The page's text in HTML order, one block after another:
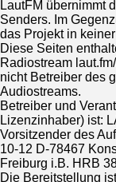
LautFM übernimmt
Senders. Im
das Projekt in
Diese Seiten
Radiostream
nicht Betreiber des
Audiostreams.
Betreiber und
Lizenzinhaber) ist:
Vorsitzender des
10-12 D-78467
Freiburg i.B. HRB
Die Bereitstellung